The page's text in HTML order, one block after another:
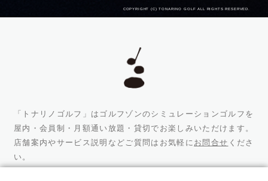
COPYRIGHT (C) TONARINO GOLF ALL RIGHTS RESERVED.
「トナリノゴルフ」はゴルフゾンのシミュレーションゴルフを
屋内・会員制・月額通い放題・貸切でお楽しみいただけます。
店舗案内やサービス説明などご質問はお気軽に お問合せ くださ
い。